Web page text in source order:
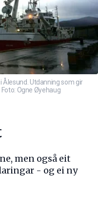
Ålesund. Utdanning som gir
Ogne Øyehaug
men også eit
- og ei ny